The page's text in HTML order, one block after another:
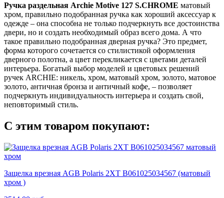
Ручка раздельная Archie Motive 127 S.CHROME матовый
хром, правильно подобранная ручка как хороший аксессуар к
одежде – она способна не только подчеркнуть все достоинства
двери, но и создать необходимый образ всего дома. А что
такое правильно подобранная дверная ручка? Это предмет,
форма которого сочетается со стилистикой оформления
дверного полотна, а цвет перекликается с цветами деталей
интерьера. Богатый выбор моделей и цветовых решений
ручек ARCHIE: никель, хром, матовый хром, золото, матовое
золото, античная бронза и античный кофе, – позволяет
подчеркнуть индивидуальность интерьера и создать свой,
неповторимый стиль.
С этим товаром покупают:
Защелка врезная AGB Polaris 2XT B061025034567 (матовый
хром )